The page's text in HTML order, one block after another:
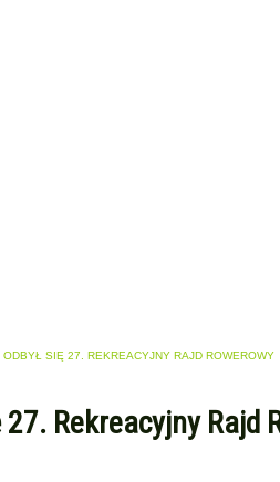
ODBYŁ SIĘ 27. REKREACYJNY RAJD ROWEROWY
Rekreacyjny Rajd